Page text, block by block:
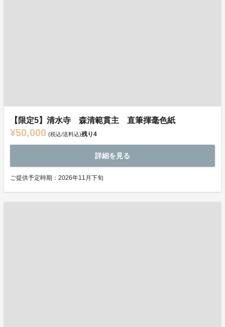
【限定5】清水寺 森清範貫主 直筆揮毫色紙
¥50,000 (税込/送料込)残り4
詳細を見る
ご提供予定時期：2026年11月下旬